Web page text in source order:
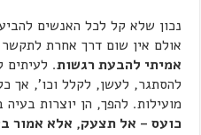
נכון שלא קל לכל האנשים
אולם אין שום דרך אחרת לתקשר
אמיתי להבעת רגשות. לעיתים
להסתגר, לעשן, לקלל וכו', אך כל
מועילות. להפך, הן יוצרות
כועס – אל תצעק, אלא אמור